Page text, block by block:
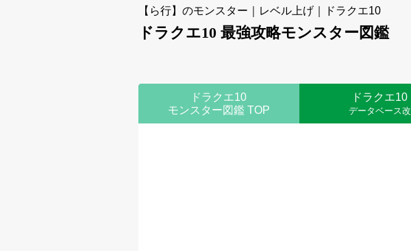
【ら行】のモンスター｜レベル上げ｜ドラクエ10
ドラクエ10 最強攻略モンスター図鑑
ドラクエ10
モンスター図鑑 TOP
ドラクエ10
データベース改